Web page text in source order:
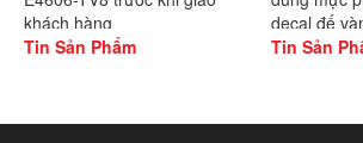
khách hàng
Tin Sản Phẩm
decal đế
Tin Sản